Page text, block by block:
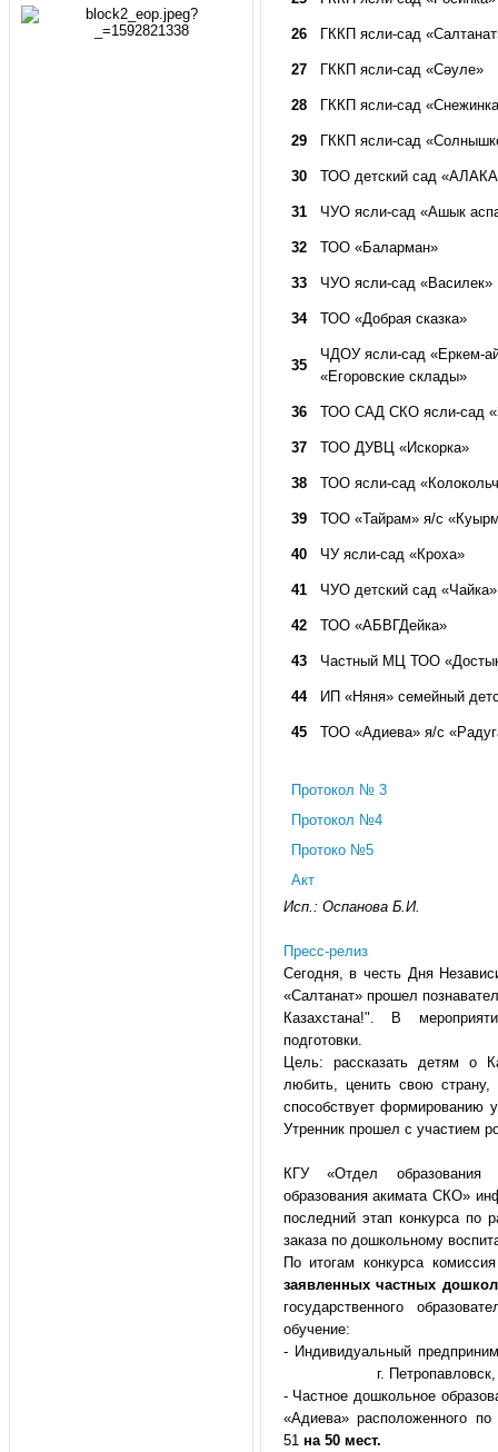
26 ГККП ясли-сад
27 ГККП ясли-сад «Сәуле»
28 ГККП ясли-сад
29 ГККП ясли-сад
30 ТОО детский сад
31 ЧУО ясли-сад «Ашык
32 ТОО «Баларман»
33 ЧУО ясли-сад «Василек»
34 ТОО «Добрая сказка»
35
ЧДОУ ясли-сад «Еркем-
«Егоровские склады»
36 ТОО САД СКО ясли-сад
37 ТОО ДУВЦ «Искорка»
38 ТОО ясли-сад
39 ТОО «Тайрам» я/с
40 ЧУ ясли-сад «Кроха»
41 ЧУО детский сад «Чайка»
42 ТОО «АБВГДейка»
43 Частный МЦ ТОО
44 ИП «Няня» семейный
45 ТОО «Адиева» я/с
Протокол № 3
Протокол №4
Протоко №5
Акт
Исп.: Оспанова Б.И.
Пресс-релиз
Сегодня, в честь Дня
«Салтанат» прошел
Казахстана!". В
подготовки.
Цель: рассказать детям о
любить, ценить свою страну,
способствует формированию
Утренник прошел с участием
КГУ «Отдел образования
образования акимата СКО»
последний этап конкурса по
заказа по дошкольному
По итогам конкурса
заявленных частных
государственного
обучение:
- Индивидуальный
г. Петропавловск, ул.
- Частное дошкольное
«Адиева» расположенного
51 на 50мест.